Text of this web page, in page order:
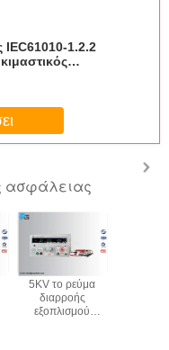
IEC61010-1.2.2
ασφάλειας
5KV το ρεύμα
διαρροής
εξοπλισμού